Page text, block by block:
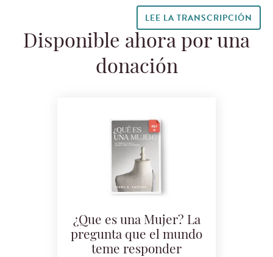
LEE LA TRANSCRIPCIÓN
Disponible ahora por una
donación
¿Que es una Mujer? La
pregunta que el mundo
teme responder